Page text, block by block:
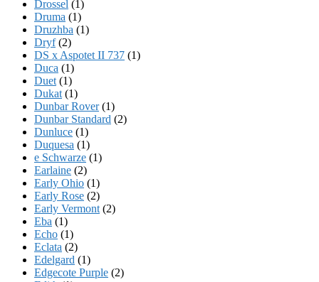
Drossel (1)
Druma (1)
Druzhba (1)
Dryf(2)
DS x Aspotet II 737 (1)
Duca (1)
Duet (1)
Dukat (1)
Dunbar Rover(1)
Dunbar Standard (2)
Dunluce (1)
Duquesa (1)
e Schwarze (1)
Earlaine (2)
Early Ohio (1)
Early Rose (2)
Early Vermont (2)
Eba (1)
Echo (1)
Eclata (2)
Edelgard (1)
Edgecote Purple (2)